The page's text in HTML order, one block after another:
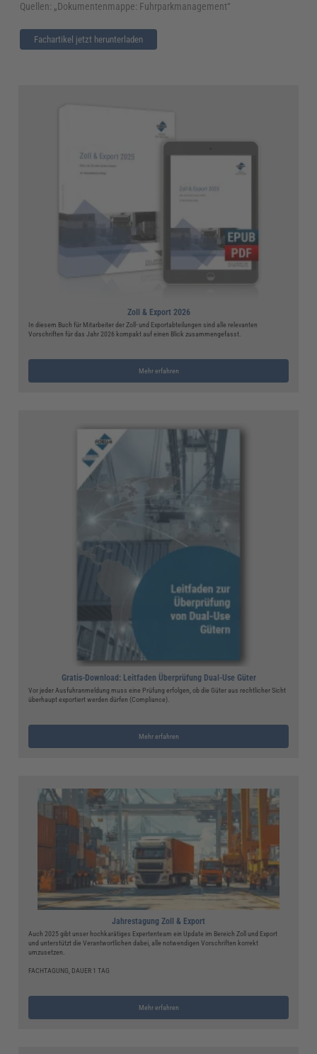
Quellen: „Dokumentenmappe: Fuhrparkmanagement“
Fachartikel jetzt herunterladen
Zoll & Export 2026
In diesem Buch für Mitarbeiter der Zoll- und Exportabteilungen sind alle relevanten
Vorschriften für das Jahr 2026 kompakt auf einen Blick zusammengefasst.
Mehr erfahren
Gratis-Download: Leitfaden Überprüfung Dual-Use Güter
Vor jeder Ausfuhranmeldung muss eine Prüfung erfolgen, ob die Güter aus rechtlicher Sicht
überhaupt exportiert werden dürfen (Compliance).
Mehr erfahren
Jahrestagung Zoll & Export
Auch 2025 gibt unser hochkarätiges Expertenteam ein Update im Bereich Zoll und Export
und unterstützt die Verantwortlichen dabei, alle notwendigen Vorschriften korrekt
umzusetzen.
FACHTAGUNG, DAUER 1 TAG
Mehr erfahren